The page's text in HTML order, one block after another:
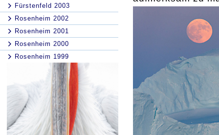
Fürstenfeld 2003
Rosenheim 2002
Rosenheim 2001
Rosenheim 2000
Rosenheim 1999